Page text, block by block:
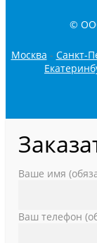
©
Москва - Санкт-
Ваше имя
Ваш телефон